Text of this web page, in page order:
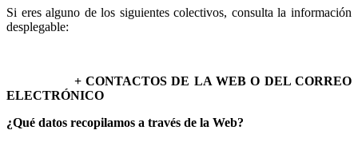
Si eres alguno de los siguientes colectivos, consulta la información
desplegable:
+ CONTACTOS DE LA WEB O DEL CORREO
ELECTRÓNICO
¿Qué datos recopilamos a través de la Web?